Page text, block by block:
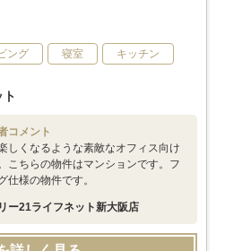
ング 寝室 キッチン
コメント
しくなるような素敵なオフィス向け
こちらの物件はマンションです。フ
仕様の物件です。
ー21ライフネット新大阪店